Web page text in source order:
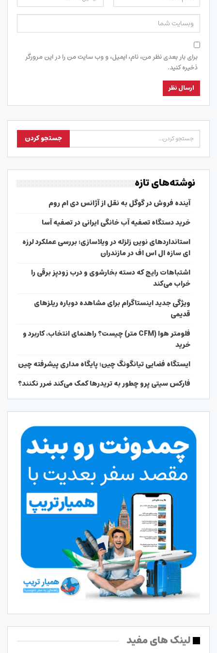
برای بار بعدی نظر من، نام، ایمیل، و وب سایت من را در این مرورگر
ذخیره کنید.
نوشته‌های تازه
آینده فروش در گوگل به نقل از آژانس دی ام روم
خرید دستگاه تصفیه آب خانگی ایرانی در تصفیه آسا
استانداردهای نوین زلزله در ویلاسازی؛ بررسی عملکرد لرزه
ای سازه ال اس اف در مازندران
اشتباهات رایج که دسته بخارشوی و درب زودپز برقی را
خراب می‌کند
ویژگی جدید اینستاگرام برای مشاهده دوباره ریلزهای
قدیمی
فلومتر هوا (CFM متر) چیست؟ راهنمای انتخاب، کاربرد و
خرید
ایستگاه فضایی تیانگونگ چین؛ پایگاه مداری پیشرفته چین
فارکس سیتی پرو چطور به تریدرها کمک می‌کند ضرر نکنند؟
لینک های مفید